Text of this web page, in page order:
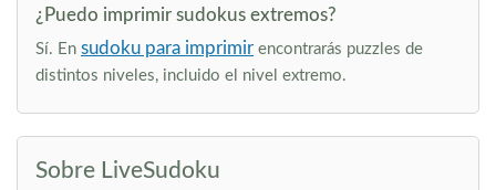
¿Puedo imprimir sudokus extremos?
Sí. En sudoku para imprimir encontrarás puzzles de
distintos niveles, incluido el nivel extremo.
Sobre LiveSudoku